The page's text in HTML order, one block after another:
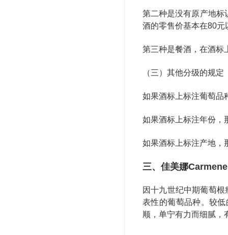
第二种是没有原产地标
酒的零售价基本在80元
第三种是餐酒，在酒标
（三）其他分级的规定
如果酒标上标注葡萄品
如果酒标上标注年份，
如果酒标上标注产地，
三、佳美娜
因十九世纪中期葡萄
表性的葡萄品种。较
顺，单宁有力而细腻，